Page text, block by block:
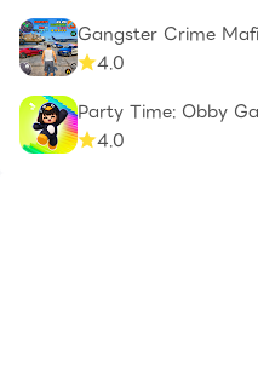
Gangster Crime
4.0
Party Time: Obby
4.0